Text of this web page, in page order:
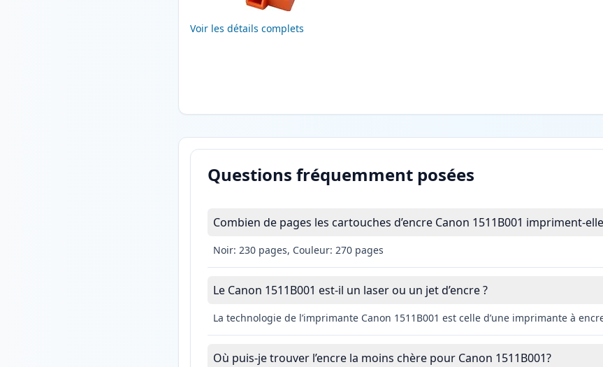
Voir les détails complets
Questions fréquemment posées
Combien de pages les cartouches d’encre Canon 1511B001 impriment-
Noir: 230 pages, Couleur: 270 pages
Le Canon 1511B001 est-il un laser ou un jet d’encre ?
La technologie de l’imprimante Canon 1511B001 est celle d’une imprimante à
Où puis-je trouver l’encre la moins chère pour Canon 1511B001?